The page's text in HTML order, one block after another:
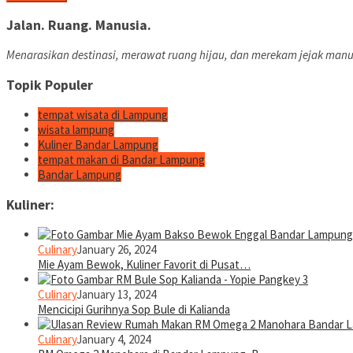
Jalan. Ruang. Manusia.
Menarasikan destinasi, merawat ruang hijau, dan merekam jejak
Topik Populer
tempat wisata di Lampung
wisata lampung
Kuliner Bandar Lampung
tempat makan di Bandar Lampung
Bandar Lampung
Kuliner:
CulinaryJanuary 26, 2024
Mie Ayam Bewok, Kuliner Favorit di Pusat…
CulinaryJanuary 13, 2024
Mencicipi Gurihnya Sop Bule di Kalianda
CulinaryJanuary 4, 2024